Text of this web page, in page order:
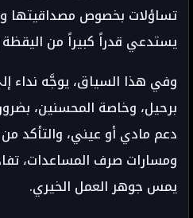
تساؤلات بخصوص مصداقيتها
يستدعي قدراً كبيراً من اليقظة
وفي هذا السياق، يوجَّه نداء
برحيل، وخاصة المحسنين،
دعم مادي أو عيني، والتأكد من
ومسارات صرف المساعدات،
يمس جوهر العمل الخيري.